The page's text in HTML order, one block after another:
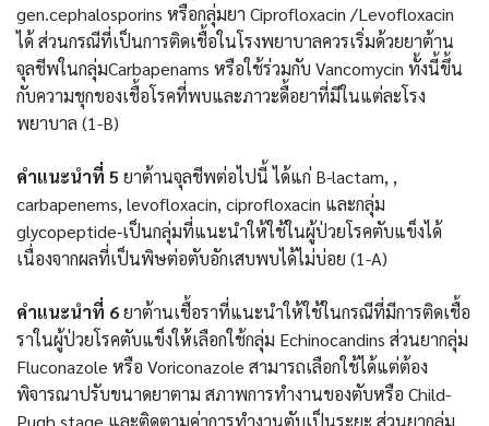
gen.cephalosporins หรือกลุ่มยา Ciprofloxacin /Levofloxacin
ได้ ส่วนกรณีที่เป็นการติดเชื้อในโรงพยาบาลควรเริ่มด้วยยาต้าน
จุลชีพในกลุ่มCarbapenams หรือใช้ร่วมกับ Vancomycin ทั้งนี้ขึ้น
กับความชุกของเชื้อโรคที่พบและภาวะดื้อยาที่มีในแต่ละโรง
พยาบาล (1-B)
คำแนะนำที่ 5 ยาต้านจุลชีพต่อไปนี้ ได้แก่ B-lactam, ,
carbapenems, levofloxacin, ciprofloxacin และกลุ่ม
glycopeptide-เป็นกลุ่มที่แนะนำให้ใช้ในผู้ป่วยโรคตับแข็งได้
เนื่องจากผลที่เป็นพิษต่อตับอักเสบพบได้ไม่บ่อย (1-A)
คำแนะนำที่ 6ยาต้านเชื้อราที่แนะนำให้ใช้ในกรณีที่มีการติดเชื้อ
ราในผู้ป่วยโรคตับแข็งให้เลือกใช้กลุ่ม Echinocandins ส่วนยากลุ่ม
Fluconazole หรือ Voriconazole สามารถเลือกใช้ได้แต่ต้อง
พิจารณาปรับขนาดยาตาม สภาพการทำงานของตับหรือ Child-
Pugh stage และติดตามค่าการทำงานตับเป็นระยะ ส่วนยากลุ่ม